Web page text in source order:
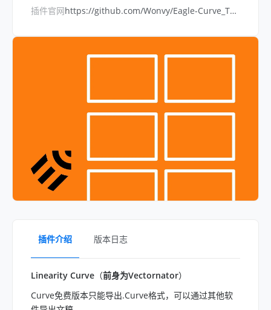
插件官网
https://github.com/Wonvy/Eagle-Curve_Thumbnail
插件介绍 版本日志
Linearity Curve （前身为Vectornator）
Curve免费版本只能导出.Curve格式，可以通过其他软